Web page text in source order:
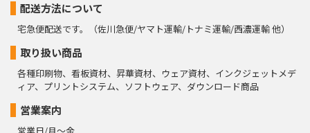
配送方法について
宅急便配送です。（佐川急便/ヤマト運輸/トナミ運輸/西濃運輸 他）
取り扱い商品
各種印刷物、看板資材、昇華資材、ウェア資材、インクジェットメデ
ィア、プリントシステム、ソフトウェア、ダウンロード商品
営業案内